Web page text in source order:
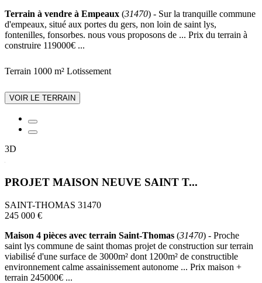
Terrain à vendre à Empeaux (31470) - Sur la tranquille commune
d'empeaux, situé aux portes du gers, non loin de saint lys,
fontenilles, fonsorbes. nous vous proposons de ... Prix du terrain à
construire 119000€ ...
Terrain 1000 m² Lotissement
VOIR LE TERRAIN
3D
PROJET MAISON NEUVE SAINT T...
SAINT-THOMAS 31470
245 000 €
Maison 4 pièces avec terrain Saint-Thomas (31470) - Proche
saint lys commune de saint thomas projet de construction sur terrain
viabilisé d'une surface de 3000m² dont 1200m² de constructible
environnement calme assainissement autonome ... Prix maison +
terrain 245000€ ...